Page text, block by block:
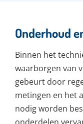
Onderhoud
Binnen het
waarborgen van
gebeurt door
metingen en het
nodig worden